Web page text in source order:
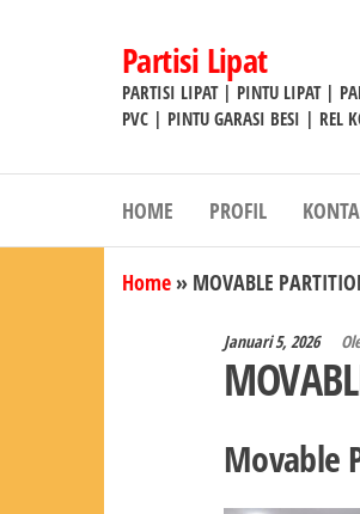
Partisi Lipat
PARTISI LIPAT | PINTU LIPAT |
PVC | PINTU GARASI BESI | REL
HOME PROFIL
Home » MOVABLE
Januari 5, 2026
Movable